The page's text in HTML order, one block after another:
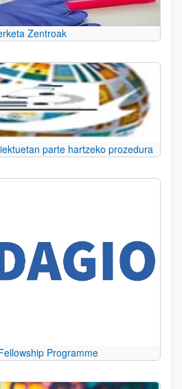
Zentroak
parte hartzeko prozedura
Programme